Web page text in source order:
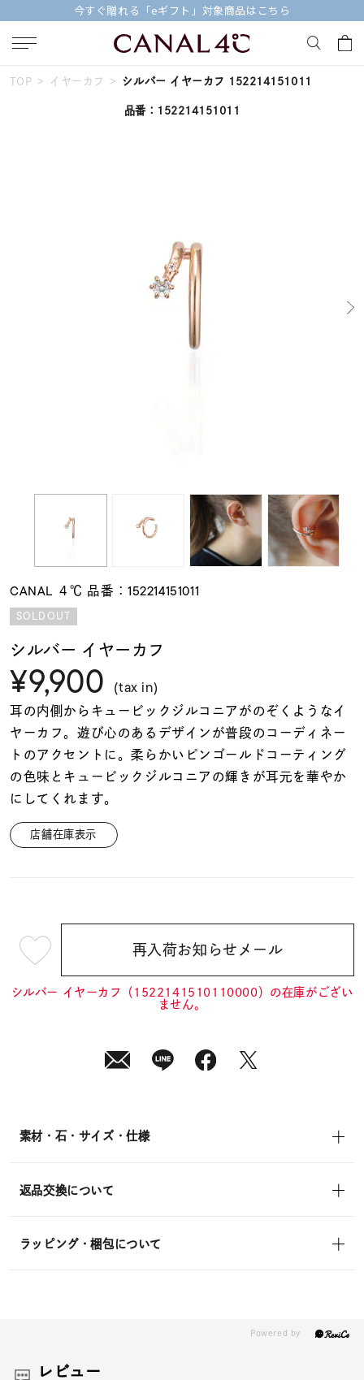
今すぐ贈れる「eギフト」対象商品はこちら
キーワードで検索する
石の色
ファッションテイス
ト
着用シーン
コレクション
レディース
リングサイズ
～
価格 ¥0
在庫ありのみ
TOP イヤーカフ シルバー イヤーカフ 152214151011
品番：152214151011
CANAL ４℃ 品番：152214151011
SOLDOUT
シルバー イヤーカフ
¥9,900 (tax in)
耳の内側からキュービックジルコニアがのぞくようなイ
ヤーカフ。遊び心のあるデザインが普段のコーディネー
トのアクセントに。柔らかいピンゴールドコーティング
の色味とキュービックジルコニアの輝きが耳元を華やか
にしてくれます。
店舗在庫表示
¥9,900 (tax
in)
再入荷お知らせメール
シルバー イヤーカフ（1522141510110000）の在庫がござい
ません。
素材・石・サイズ・仕様
返品交換について
ラッピング・梱包について
レビュー